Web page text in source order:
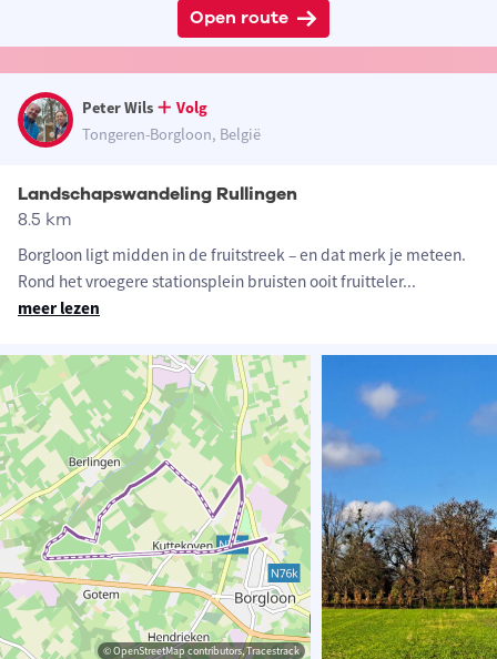
Open route
Peter Wils
Volg
Tongeren-Borgloon, België
Landschapswandeling Rullingen
8.5 km
Borgloon ligt midden in de fruitstreek – en dat merk je meteen.
Rond het vroegere stationsplein bruisten ooit fruitteler...
meer lezen
© OpenStreetMap contributors, Tracestrack